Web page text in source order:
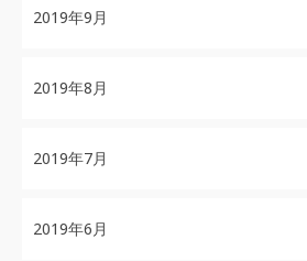
2019年9月
2019年8月
2019年7月
2019年6月